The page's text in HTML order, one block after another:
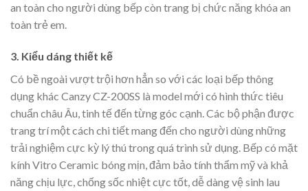
an toàn cho người dùng bếp còn trang bị chức năng khóa an
toàn trẻ em.
3. Kiểu dáng thiết kế
Có bề ngoài vượt trội hơn hẳn so với các loại bếp thông
dụng khác Canzy CZ-200SS là model mới có hình thức tiêu
chuẩn châu Âu, tinh tế đến từng góc cạnh. Các bộ phận được
trang trí một cách chi tiết mang đến cho người dùng những
trải nghiệm cực kỳ lý thú trong quá trình sử dụng. Bếp có mặt
kính Vitro Ceramic bóng mịn, đảm bảo tính thẩm mỹ và khả
năng chịu lực, chống sốc nhiệt cực tốt, dễ dàng vệ sinh lau